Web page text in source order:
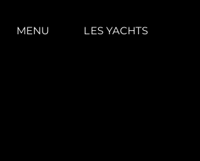
MENU LES YACHTS